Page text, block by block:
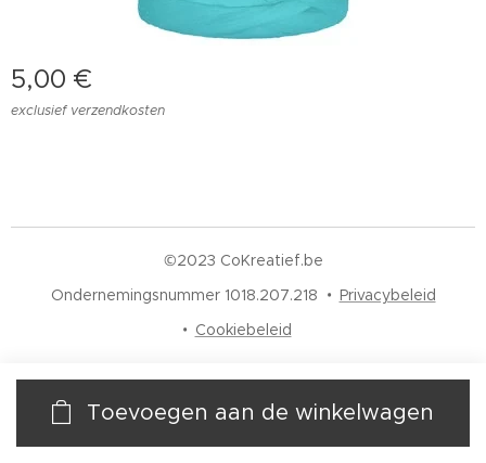
5,00 €
exclusief verzendkosten
Toevoegen aan de winkelwagen
©2023 CoKreatief.be
Ondernemingsnummer 1018.207.218
Privacybeleid
Cookiebeleid